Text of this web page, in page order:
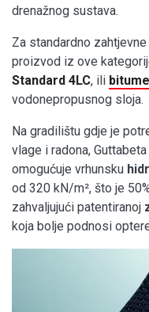
drenažnog sustava.
Za standardno
proizvod iz ove
Standard 4LC, ili
vodonepropusnog sloja.
Na gradilištu gdje je
vlage i radona,
omogućuje vrhunsku
od 320 kN/m², što je
zahvaljujući patentiranoj
koja bolje podnosi